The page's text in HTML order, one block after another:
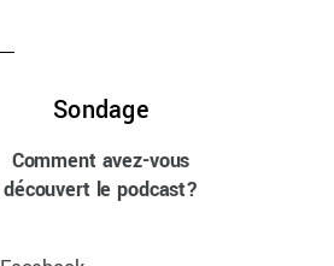
Sondage
Comment avez-vous
découvert le podcast?